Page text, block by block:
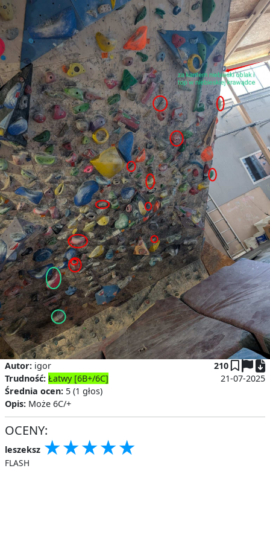
Autor: igor
Trudność: Łatwy [6B+/6C]
Średnia ocen: 5 (1 głos)
210
21-07-2025
Opis: Może 6C/+
OCENY:
leszeksz ★
★★
★★★
★★★★
★★★★★
FLASH